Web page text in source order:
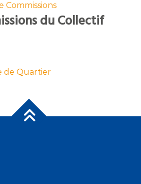
Commissions
du Collectif
de Quartier